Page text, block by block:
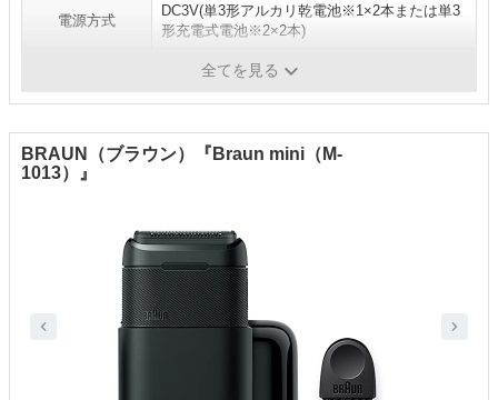
電源方式
DC3V(単3形アルカリ乾電池※1×2本または単3
形充電式電池※2×2本)
全てを見る
BRAUN（ブラウン）『Braun mini（M-
1013）』